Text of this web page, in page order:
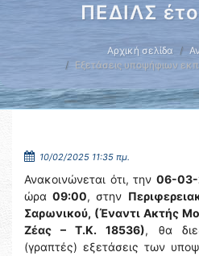
ΠΕΔΙΛΣ
Αρχική σελίδα
Εξετάσεις υποψήφιων
10/02/2025 11:35 πμ.
Ανακοινώνεται ότι, την 06-
ώρα09:00, στην
Σαρωνικού, (Έναντι Ακτής
Ζέας – Τ.Κ. 18536), θα
(γραπτές) εξετάσεις των